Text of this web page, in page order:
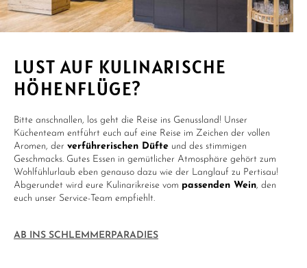
LUST AUF KULINARISCHE
HÖHENFLÜGE?
Bitte anschnallen, los geht die Reise ins Genussland! Unser
Küchenteam entführt euch auf eine Reise im Zeichen der vollen
Aromen, der verführerischen Düfte und des stimmigen
Geschmacks. Gutes Essen in gemütlicher Atmosphäre gehört zum
Wohlfühlurlaub eben genauso dazu wie der Langlauf zu Pertisau!
Abgerundet wird eure Kulinarikreise vom passenden Wein, den
euch unser Service-Team empfiehlt.
AB INS SCHLEMMERPARADIES